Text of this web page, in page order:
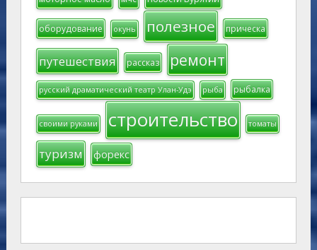
оборудование окунь полезное прическа
путешествия рассказ ремонт
русский драматический театр Улан-Удэ рыба рыбалка
своими руками строительство томаты
туризм форекс